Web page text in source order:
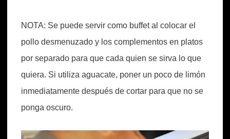
NOTA: Se puede servir como buffet al colocar el
pollo desmenuzado y los complementos en platos
por separado para que cada quien se sirva lo que
quiera. Si utiliza aguacate, poner un poco de limón
inmediatamente después de cortar para que no se
ponga oscuro.